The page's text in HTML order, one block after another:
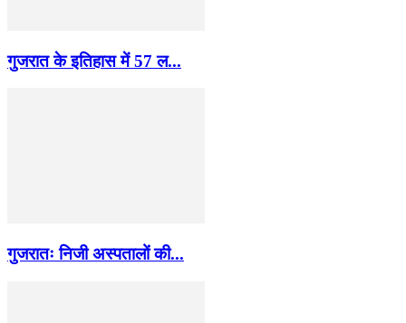
गुजरात के इतिहास में 57 ल...
गुजरातः निजी अस्पतालों की...